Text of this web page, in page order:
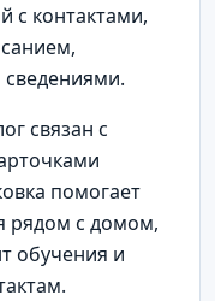
с контактами,
связан с
помогает
рядом с домом,
обучения и